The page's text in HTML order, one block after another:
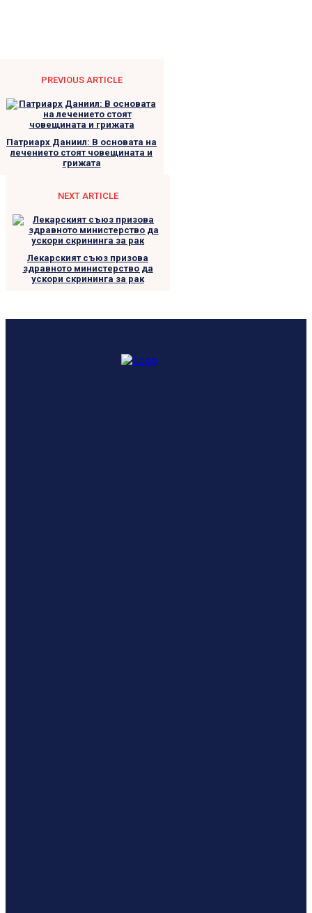
PREVIOUS ARTICLE
Патриарх Даниил: В основата на
лечението стоят човещината и
грижата
NEXT ARTICLE
Лекарският съюз призова
здравното министерство да
ускори скрининга за рак